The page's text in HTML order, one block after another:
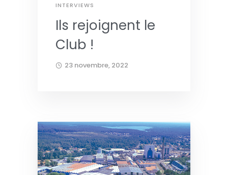
INTERVIEWS
Ils rejoignent le
Club !
23 novembre, 2022